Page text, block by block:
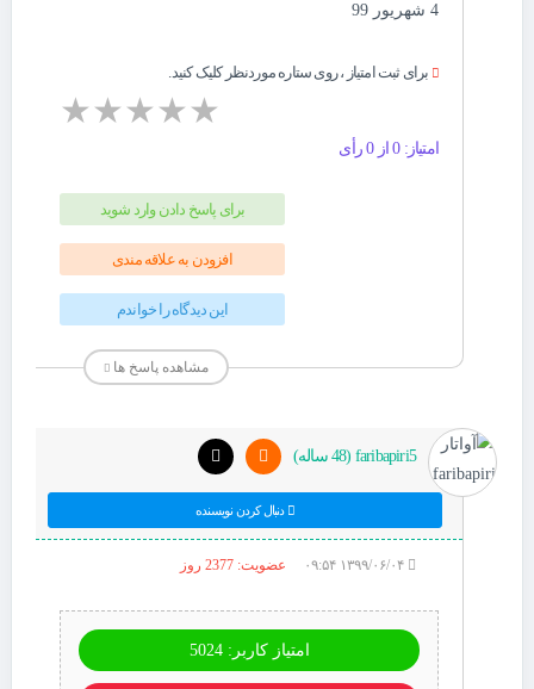
4 شهریور 99
برای ثبت امتیاز ، روی ستاره موردنظر کلیک کنید.
★★★★★
امتیاز: 0 از 0 رأی
برای پاسخ دادن وارد شوید
افزودن به علاقه مندی
این دیدگاه را خواندم
مشاهده پاسخ ها
faribapiri5 (48 ساله)
دنبال کردن نویسنده
عضویت: 2377 روز
امتیاز کاربر: 5024